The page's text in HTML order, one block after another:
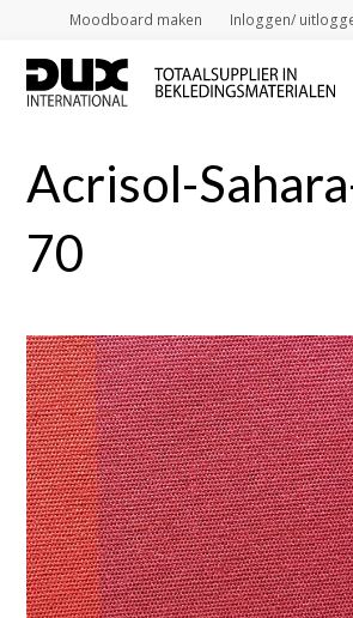
Moodboard maken Inloggen/
Acrisol-
70